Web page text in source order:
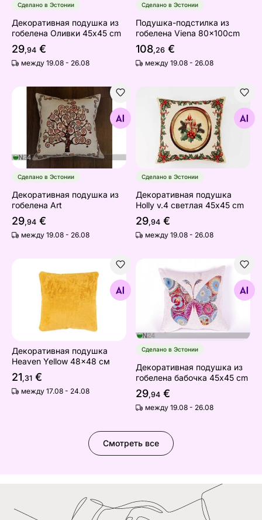
Сделано в Эстонии
Декоративная подушка из
гобелена Оливки 45x45 cm
29,94 €
между 19.08 - 26.08
Сделано в Эстонии
Подушка-подстилка из
гобелена Viena 80x100cm
108,26 €
между 19.08 - 26.08
Декоративная подушка из гобелена Art
Найдите похожие
Сделано в Эстонии
Декоративная подушка из
гобелена Art
29,94 €
между 19.08 - 26.08
Декоративная подушка
Найдите похожие
Сделано в Эстонии
Декоративная подушка
Holly v.4 светлая 45x45 cm
29,94 €
между 19.08 - 26.08
Декоративная подушка Heaven Yellow 48x48 см
Найдите похожие
Декоративная подушка
Heaven Yellow 48x48 см
21,31 €
между 17.08 - 24.08
Декоративная подушка
Найдите похожие
Сделано в Эстонии
Декоративная подушка из
гобелена бабочка 45x45 cm
29,94 €
между 19.08 - 26.08
Смотреть все